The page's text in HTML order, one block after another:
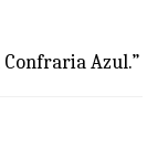
Confraria Azul.”